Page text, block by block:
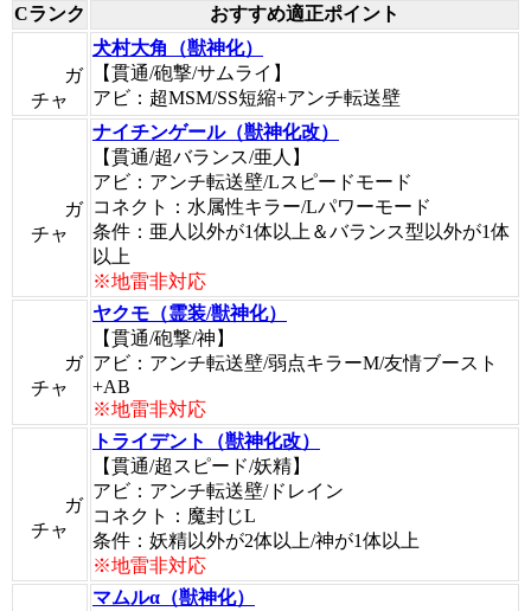
Cランク
おすすめ適正ポイント
ガ
チャ
犬村大角（獣神化）
【貫通/砲撃/サムライ】
アビ：超MSM/SS短縮+アンチ転送壁
ガ
チャ
ナイチンゲール（獣神化改）
【貫通/超バランス/亜人】
アビ：アンチ転送壁/Lスピードモード
コネクト：水属性キラー/Lパワーモード
条件：亜人以外が1体以上＆バランス型以外が1体
以上
※地雷非対応
ガ
チャ
ヤクモ（霊装/獣神化）
【貫通/砲撃/神】
アビ：アンチ転送壁/弱点キラーM/友情ブースト
+AB
※地雷非対応
ガ
チャ
トライデント（獣神化改）
【貫通/超スピード/妖精】
アビ：アンチ転送壁/ドレイン
コネクト：魔封じL
条件：妖精以外が2体以上/神が1体以上
※地雷非対応
マムルα（獣神化）